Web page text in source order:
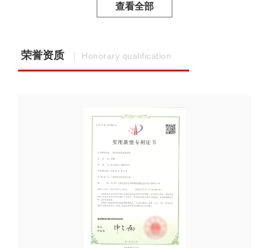
查看全部
荣誉资质 ｜ Honorary qualification